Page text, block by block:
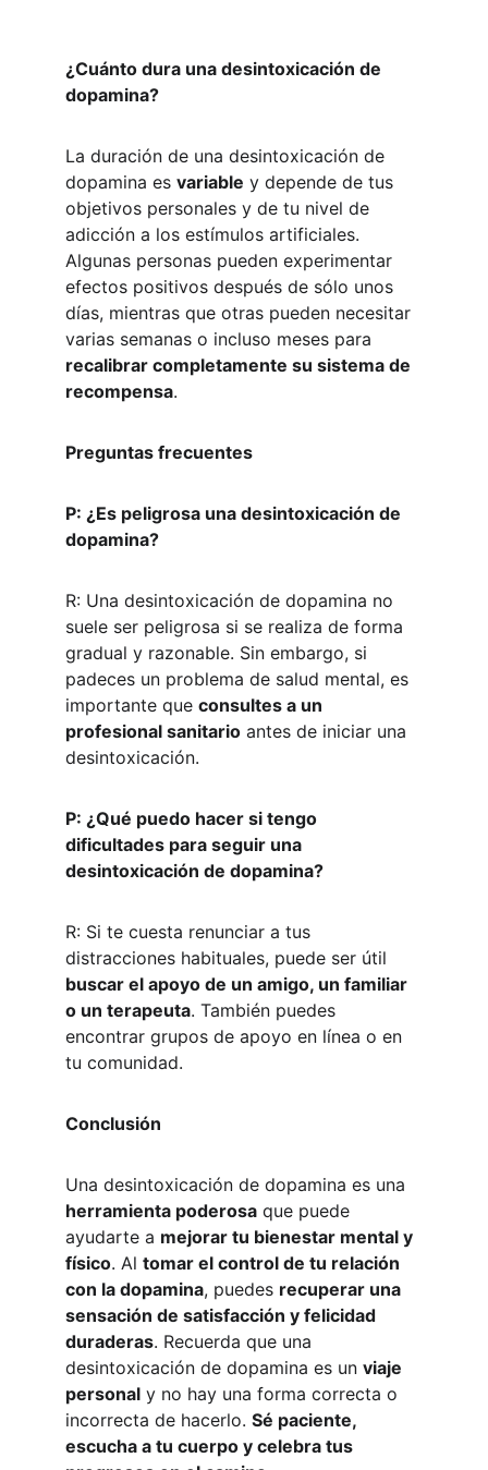
¿Cuánto dura una desintoxicación de
dopamina?
La duración de una desintoxicación de
dopamina es variable y depende de tus
objetivos personales y de tu nivel de
adicción a los estímulos artificiales.
Algunas personas pueden experimentar
efectos positivos después de sólo unos
días, mientras que otras pueden necesitar
varias semanas o incluso meses para
recalibrar completamente su sistema de
recompensa.
Preguntas frecuentes
P: ¿Es peligrosa una desintoxicación de
dopamina?
R: Una desintoxicación de dopamina no
suele ser peligrosa si se realiza de forma
gradual y razonable. Sin embargo, si
padeces un problema de salud mental, es
importante que consultes a un
profesional sanitario antes de iniciar una
desintoxicación.
P: ¿Qué puedo hacer si tengo
dificultades para seguir una
desintoxicación de dopamina?
R: Si te cuesta renunciar a tus
distracciones habituales, puede ser útil
buscar el apoyo de un amigo, un familiar
o un terapeuta. También puedes
encontrar grupos de apoyo en línea o en
tu comunidad.
Conclusión
Una desintoxicación de dopamina es una
herramienta poderosa que puede
ayudarte a mejorar tu bienestar mental y
físico. Al tomar el control de tu relación
con la dopamina, puedes recuperar una
sensación de satisfacción y felicidad
duraderas. Recuerda que una
desintoxicación de dopamina es un viaje
personal y no hay una forma correcta o
incorrecta de hacerlo. Sé paciente,
escucha a tu cuerpo y celebra tus